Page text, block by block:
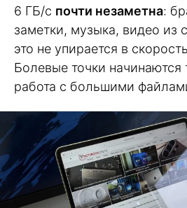
6 ГБ/с почти незаметна:
заметки, музыка, видео из
это не упирается в
Болевые точки начинаются
работа с большими